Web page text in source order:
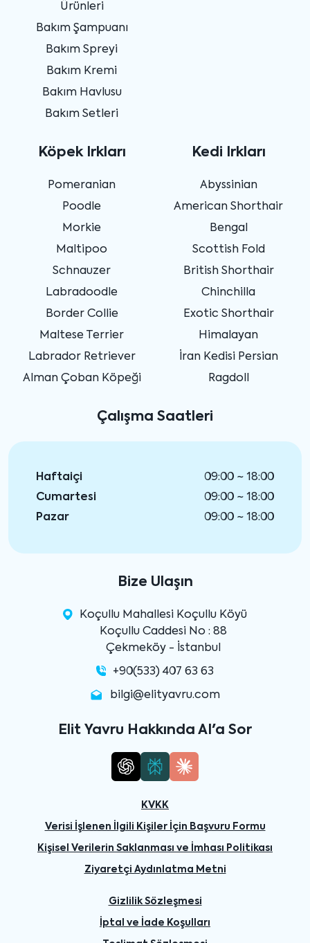
Ürünleri
Bakım Şampuanı
Bakım Spreyi
Bakım Kremi
Bakım Havlusu
Bakım Setleri
Köpek Irkları
Pomeranian
Poodle
Morkie
Maltipoo
Schnauzer
Labradoodle
Border Collie
Maltese Terrier
Labrador Retriever
Alman Çoban Köpeği
Kedi Irkları
Abyssinian
American Shorthair
Bengal
Scottish Fold
British Shorthair
Chinchilla
Exotic Shorthair
Himalayan
İran Kedisi Persian
Ragdoll
Çalışma Saatleri
Haftaiçi
09:00 ~ 18:00
Cumartesi
09:00 ~ 18:00
Pazar
09:00 ~ 18:00
Bize Ulaşın
Koçullu Mahallesi Koçullu Köyü
Koçullu Caddesi No : 88
Çekmeköy - İstanbul
+90(533) 407 63 63
bilgi@elityavru.com
Elit Yavru Hakkında AI'a Sor
KVKK
Verisi İşlenen İlgili Kişiler İçin Başvuru Formu
Kişisel Verilerin Saklanması ve İmhası Politikası
Ziyaretçi Aydınlatma Metni
Gizlilik Sözleşmesi
İptal ve İade Koşulları